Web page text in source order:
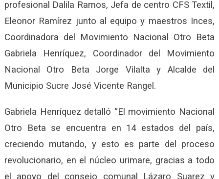
profesional Dalila Ramos, Jefa de centro CFS Textil,
Eleonor Ramírez junto al equipo y maestros Inces,
Coordinadora del Movimiento Nacional Otro Beta
Gabriela Henríquez, Coordinador del Movimiento
Nacional Otro Beta Jorge Vilalta y Alcalde del
Municipio Sucre José Vicente Rangel.
Gabriela Henríquez detalló “El movimiento Nacional
Otro Beta se encuentra en 14 estados del país,
creciendo mutando, y esto es parte del proceso
revolucionario, en el núcleo urimare, gracias a todo
el apoyo del consejo comunal Lázaro Suarez y